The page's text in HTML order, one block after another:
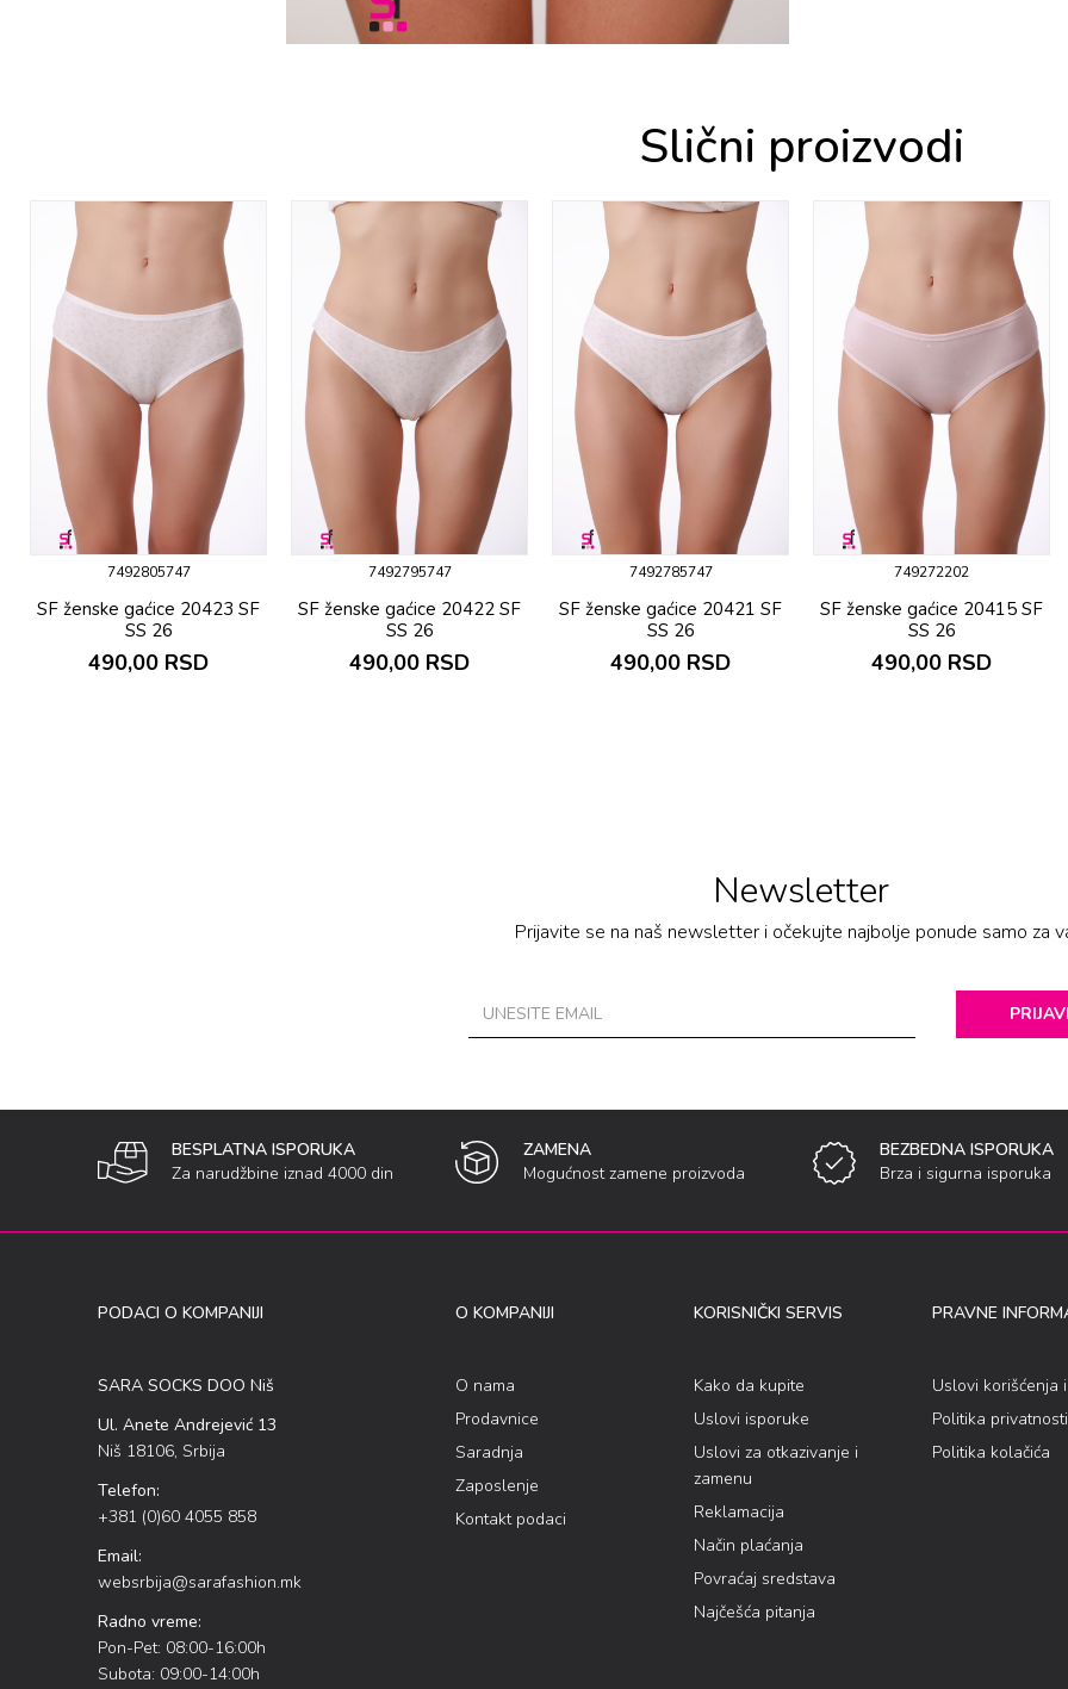
Slični proizvodi
7492805747
SF ženske gaćicе 20423 SF
SS 26
490,00 RSD
7492795747
SF ženske gaćicе 20422 SF
SS 26
490,00 RSD
7492785747
SF ženske gaćicе 20421 SF
SS 26
490,00 RSD
749272202
SF ženske gaćicе 20415 SF
SS 26
490,00 RSD
Newsletter
Prijavite se na naš newsletter i očekujte najbolje ponude samo za
BESPLATNA ISPORUKA
Za narudžbine iznad 4000 din
ZAMENA
Mogućnost zamene proizvoda
BEZBEDNA ISPORUKA
Brza i sigurna isporuka
PODACI O KOMPANIJI
SARA SOCKS DOO Niš
Ul. Anete Andrejević 13
Niš 18106, Srbija
Telefon:
+381 (0)60 4055 858
Email:
websrbija@sarafashion.mk
Radno vreme:
Pon-Pet: 08:00-16:00h
Subota: 09:00-14:00h
O KOMPANIJI
O nama
Prodavnice
Saradnja
Zaposlenje
Kontakt podaci
KORISNIČKI SERVIS
Kako da kupite
Uslovi isporuke
Uslovi za otkazivanje i
zamenu
Reklamacija
Način plaćanja
Povraćaj sredstava
Najčešća pitanja
PRAVNE
Uslovi korišćenja
Politika privatnosti
Politika kolačića